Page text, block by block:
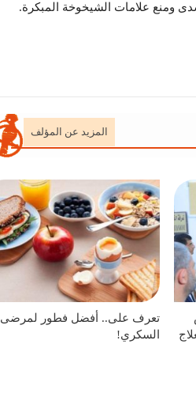
ومنع علامات الشيخوخة المبكرة.
المزيد عن المؤلف
تعرف على.. أفضل فطور لمرضى
السكري!